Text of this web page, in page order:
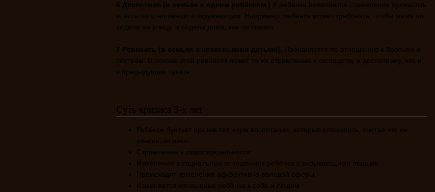
6 Деспотизм (в семьях с одним ребёнком.) У ребёнка появляется стремление проявлять
власть по отношению к окружающим. Например, ребёнок может требовать, чтобы мама не
ходила на улицу, а сидела дома, как он сказал.
7 Ревность (в семьях с несколькими детьми). Проявляется по отношению к братьям и
сёстрам. В основе этой ревности лежит то же стремление к господству и деспотизму, что и
в предыдущем пункте.
Суть кризиса 3-х лет
Ребёнок бунтует против тех норм воспитания, которые сложились, считая что он
«вырос из них».
Стремление к самостоятельности
Изменения в социальных отношениях ребёнка с окружающими людьми
Происходят изменения аффективно-волевой сферы
Изменяется отношение ребёнка к себе и людям